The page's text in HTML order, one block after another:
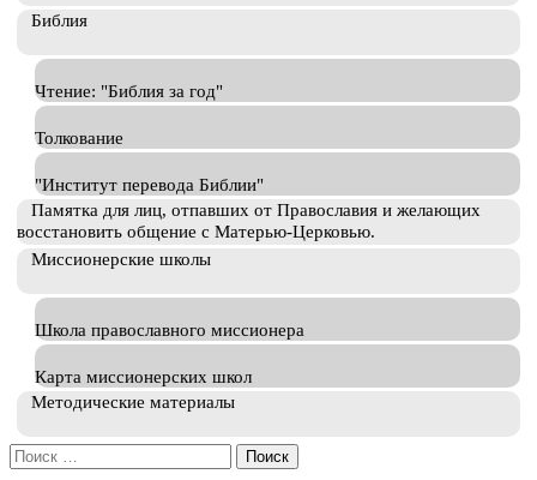
Библия
Чтение: "Библия за год"
Толкование
"Институт перевода Библии"
Памятка для лиц, отпавших от Православия и желающих
восстановить общение с Матерью-Церковью.
Миссионерские школы
Школа православного миссионера
Карта миссионерских школ
Методические материалы
Искать: